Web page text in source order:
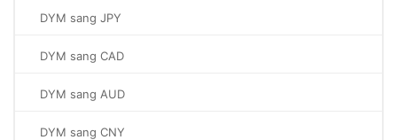
DYM sang JPY
DYM sang CAD
DYM sang AUD
DYM sang CNY